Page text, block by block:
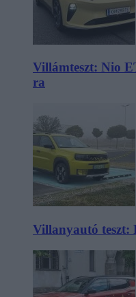
Villámteszt: Nio
ra
Villanyautó teszt: